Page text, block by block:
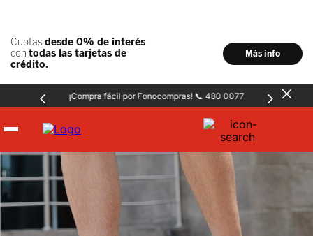
¡Compra fácil por Fonocompras! 📞 480 0077
Hombre
Mujer